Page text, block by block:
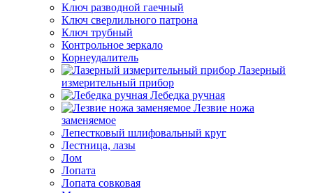
Ключ разводной гаечный
Ключ сверлильного патрона
Ключ трубный
Контрольное зеркало
Корнеудалитель
Лазерный
измерительный прибор
Лебедка ручная
Лезвие ножа
заменяемое
Лепестковый шлифовальный круг
Лестница, лазы
Лом
Лопата
Лопата совковая